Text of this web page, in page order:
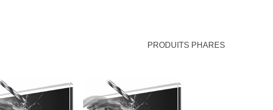
PRODUITS PHARES